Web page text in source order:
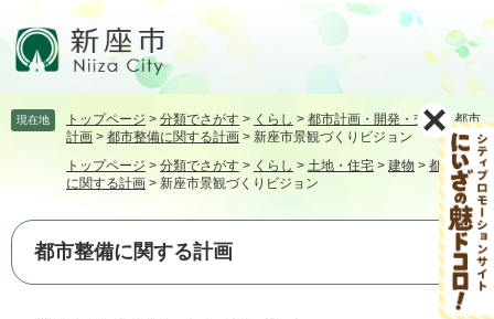
頭飛
文
へ
現在地 トップページ > 分類でさがす > くらし > 都市計画・開発・交通 >都市
計画 > 都市整備に関する計画 > 新座市景観づくりビジョン
トップページ > 分類でさがす > くらし > 土地・住宅 > 建物 > 都市整備
に関する計画 > 新座市景観づくりビジョン
都市整備に関する計画